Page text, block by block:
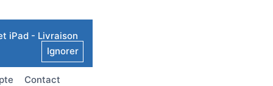
iPad - Livraison
Ignorer
Contact